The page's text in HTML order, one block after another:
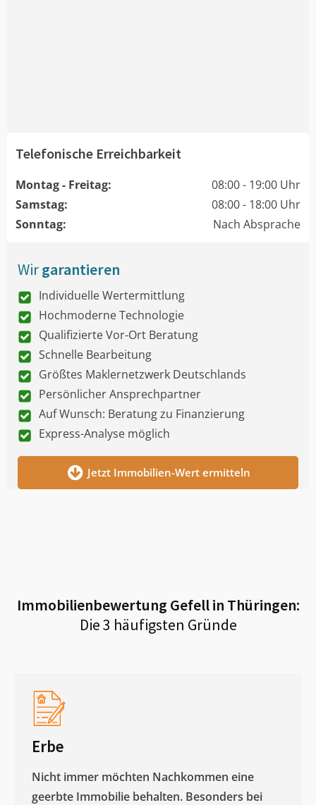
Telefonische Erreichbarkeit
Montag - Freitag:
08:00 - 19:00 Uhr
Samstag:
08:00 - 18:00 Uhr
Sonntag:
Nach Absprache
Wirgarantieren
Individuelle Wertermittlung
Hochmoderne Technologie
Qualifizierte Vor-Ort Beratung
Schnelle Bearbeitung
Größtes Maklernetzwerk Deutschlands
Persönlicher Ansprechpartner
Auf Wunsch: Beratung zu Finanzierung
Express-Analyse möglich
Jetzt Immobilien-Wert ermitteln
Immobilienbewertung Gefell in Thüringen:
Die 3 häufigsten Gründe
Erbe
Nicht immer möchten Nachkommen eine
geerbte Immobilie behalten. Besonders bei